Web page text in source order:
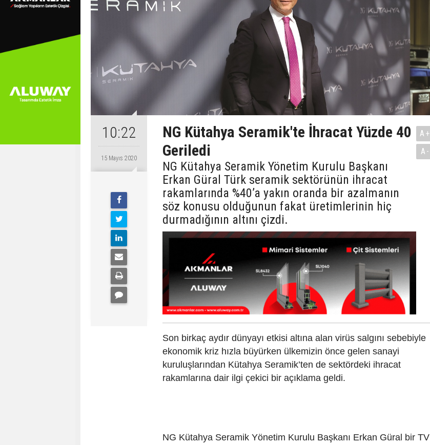
10:22
15 Mayıs 2020
NG Kütahya Seramik'te İhracat Yüzde 40
Geriledi
NG Kütahya Seramik Yönetim Kurulu Başkanı
Erkan Güral Türk seramik sektörünün ihracat
rakamlarında %40’a yakın oranda bir azalmanın
söz konusu olduğunun fakat üretimlerinin hiç
durmadığının altını çizdi.
A+
A-
Son birkaç aydır dünyayı etkisi altına alan virüs salgını sebebiyle
ekonomik kriz hızla büyürken ülkemizin önce gelen sanayi
kuruluşlarından Kütahya Seramik’ten de sektördeki ihracat
rakamlarına dair ilgi çekici bir açıklama geldi.
NG Kütahya Seramik Yönetim Kurulu Başkanı Erkan Güral bir TV